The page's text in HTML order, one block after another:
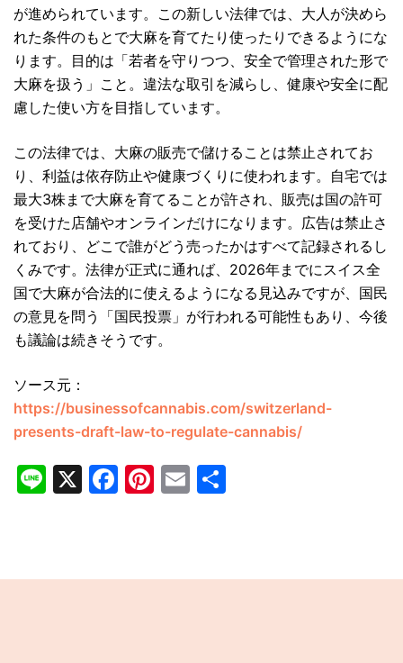
が進められています。この新しい法律では、大人が決めら
れた条件のもとで大麻を育てたり使ったりできるようにな
ります。目的は「若者を守りつつ、安全で管理された形で
大麻を扱う」こと。違法な取引を減らし、健康や安全に配
慮した使い方を目指しています。
この法律では、大麻の販売で儲けることは禁止されてお
り、利益は依存防止や健康づくりに使われます。自宅では
最大3株まで大麻を育てることが許され、販売は国の許可
を受けた店舗やオンラインだけになります。広告は禁止さ
れており、どこで誰がどう売ったかはすべて記録されるし
くみです。法律が正式に通れば、2026年までにスイス全
国で大麻が合法的に使えるようになる見込みですが、国民
の意見を問う「国民投票」が行われる可能性もあり、今後
も議論は続きそうです。
ソース元：
https://businessofcannabis.com/switzerland-
presents-draft-law-to-regulate-cannabis/
Line
X Facebook
Pinterest
Email